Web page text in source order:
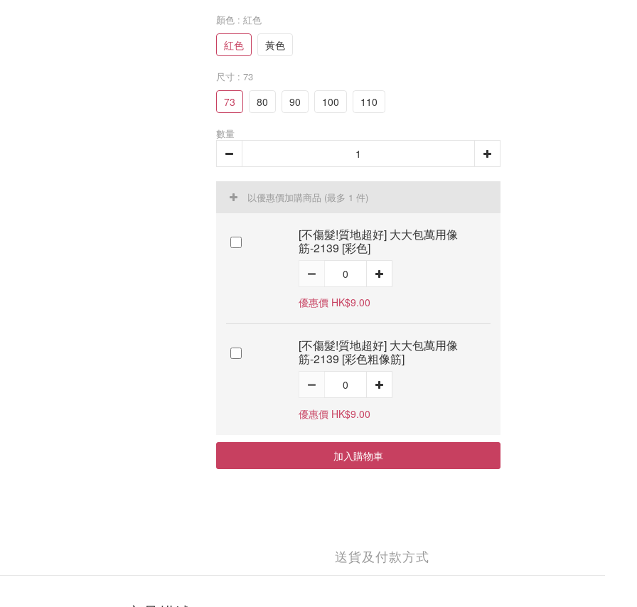
顏色 : 紅色
紅色 黃色
尺寸 : 73
73 80 90 100 110
數量
以優惠價加購商品 (最多 1 件)
[不傷髮!質地超好] 大大包萬用像
筋-2139 [彩色]
優惠價 HK$9.00
[不傷髮!質地超好] 大大包萬用像
筋-2139 [彩色粗像筋]
優惠價 HK$9.00
加入購物車
送貨及付款方式